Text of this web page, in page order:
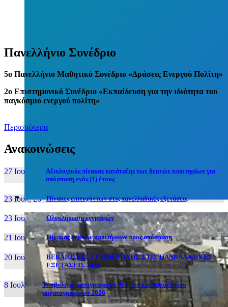
Πανελλήνιο Συνέδριο
5o Πανελλήνιο Μαθητικό Συνέδριο «Δράσεις Ενεργού Πολίτη»
2ο Επιστημονικό Συνέδριο «Εκπαίδευση για την ιδιότητα του
παγκόσμιο ενεργού πολίτη»
Περισσότερα
Ανακοινώσεις
27 Ιουν, 26
Αξιολογικός πίνακας κατάταξης των δεκτών υποψηφίων για
απόσπαση ενός (1) έτους
23 Ιουλ, 26 Πίνακες επιτυχόντων στις πανελλαδικές εξετάσεις
23 Ιουλ, 26 Ολοκλήρωση εγγραφών
21 Ιουλ, 26 Πίνακας δεκτών υποψήφιων προς απόσπαση
20 Ιουλ, 26
ΒΕΒΑΙΩΣΕΙΣ ΣΥΜΜΕΤΟΧΗΣ ΣΤΙΣ ΠΑΝΕΛΛΑΔΙΚΕΣ
ΕΞΕΤΑΣΕΙΣ 2026
8 Ιουλ, 26
Υποβολή μηχανογραφικού δελτίου και παράλληλου
μηχανογραφικού 2026